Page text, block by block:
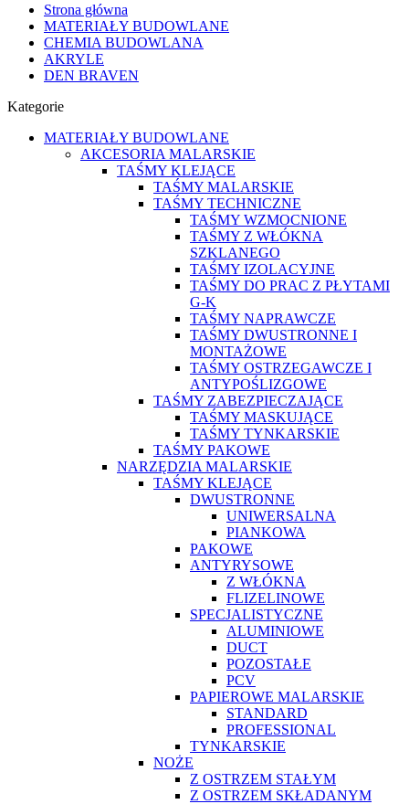
Strona główna
MATERIAŁY BUDOWLANE
CHEMIA BUDOWLANA
AKRYLE
DEN BRAVEN
Kategorie
MATERIAŁY BUDOWLANE
AKCESORIA MALARSKIE
TAŚMY KLEJĄCE
TAŚMY MALARSKIE
TAŚMY TECHNICZNE
TAŚMY WZMOCNIONE
TAŚMY Z WŁÓKNA
SZKLANEGO
TAŚMY IZOLACYJNE
TAŚMY DO PRAC Z PŁYTAMI
G-K
TAŚMY NAPRAWCZE
TAŚMY DWUSTRONNE I
MONTAŻOWE
TAŚMY OSTRZEGAWCZE I
ANTYPOŚLIZGOWE
TAŚMY ZABEZPIECZAJĄCE
TAŚMY MASKUJĄCE
TAŚMY TYNKARSKIE
TAŚMY PAKOWE
NARZĘDZIA MALARSKIE
TAŚMY KLEJĄCE
DWUSTRONNE
UNIWERSALNA
PIANKOWA
PAKOWE
ANTYRYSOWE
Z WŁÓKNA
FLIZELINOWE
SPECJALISTYCZNE
ALUMINIOWE
DUCT
POZOSTAŁE
PCV
PAPIEROWE MALARSKIE
STANDARD
PROFESSIONAL
TYNKARSKIE
NOŻE
Z OSTRZEM STAŁYM
Z OSTRZEM SKŁADANYM